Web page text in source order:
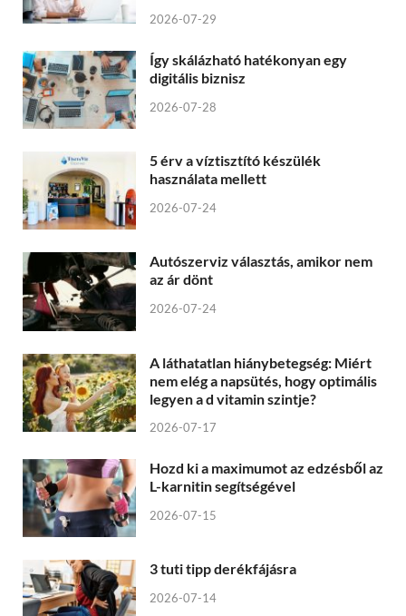
2026-07-29
Így skálázható hatékonyan egy
digitális biznisz
2026-07-28
5 érv a víztisztító készülék
használata mellett
2026-07-24
Autószerviz választás, amikor nem
az ár dönt
2026-07-24
A láthatatlan hiánybetegség: Miért
nem elég a napsütés, hogy optimális
legyen a d vitamin szintje?
2026-07-17
Hozd ki a maximumot az edzésből az
L-karnitin segítségével
2026-07-15
3 tuti tipp derékfájásra
2026-07-14